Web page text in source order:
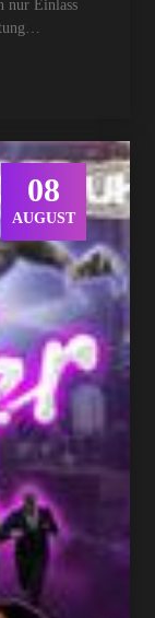
nur Einlass
08
AUGUST